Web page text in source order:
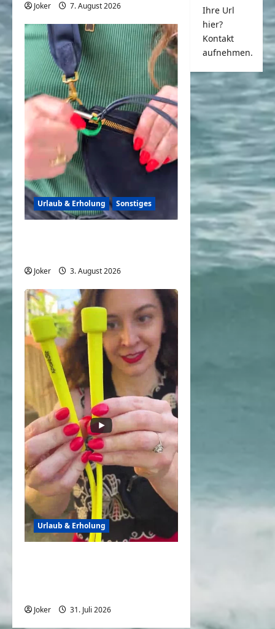
Joker 7. August 2026
Urlaub & Erholung Sonstiges
Joker 3. August 2026
Urlaub & Erholung
Joker 31. Juli 2026
Ihre Url
hier?
Kontakt
aufnehmen.